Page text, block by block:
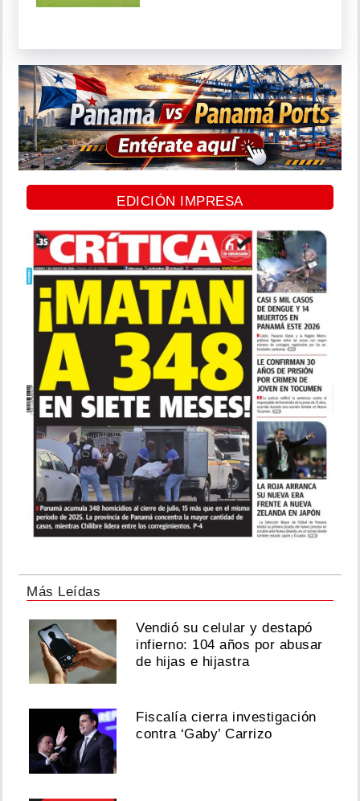
EDICIÓN IMPRESA
Más Leídas
Vendió su celular y destapó
infierno: 104 años por abusar
de hijas e hijastra
Fiscalía cierra investigación
contra ‘Gaby’ Carrizo